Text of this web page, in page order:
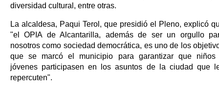
diversidad cultural, entre otras.
La alcaldesa, Paqui Terol, que presidió el Pleno, explicó
"el OPIA de Alcantarilla, además de ser un orgullo
nosotros como sociedad democrática, es uno de los
que se marcó el municipio para garantizar que niños
jóvenes participasen en los asuntos de la ciudad que
repercuten".